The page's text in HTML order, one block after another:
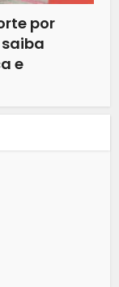
por
e